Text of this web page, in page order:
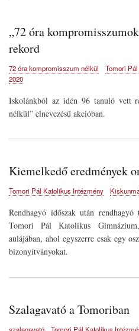
„72 óra
rekord
72 óra kompromisszum nélkül Tomori
2020
Iskolánkból az idén 96 tanuló vett
nélkül” elnevezésű akcióban.
Kiemelkedő eredmények
Tomori Pál Katolikus Intézmény
Rendhagyó időszak után
Tomori Pál Katolikus
aulájában, ahol egyszerre csak egy
bizonyítványokat.
Szalagavató a Tomoriban